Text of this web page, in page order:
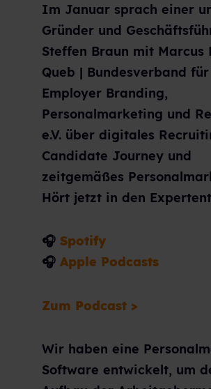
Im Januar sprach einer
Gründer und
Steffen Braun mit Marcus
Queb | Bundesverband für
Employer Branding,
Personalmarketing und
e.V. über digitales
Candidate Journey und
zeitgemäßes
Hört jetzt in den
🎧 Spotify
🎧 Apple Podcasts
Zum Podcast >
Wir haben eine
Software entwickelt, um